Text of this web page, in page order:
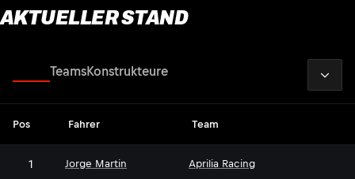
AKTUELLER STAND
TeamsKonstrukteure
Pos Fahrer Team
1 Jorge Martin Aprilia Racing